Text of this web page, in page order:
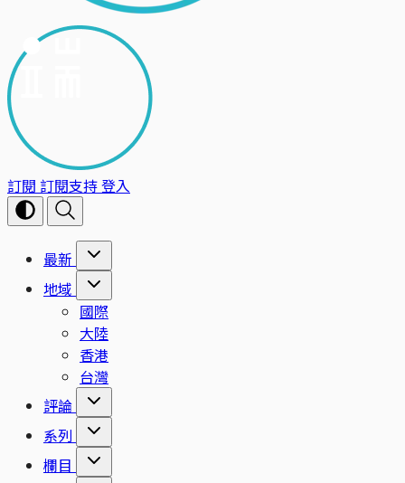
訂閱 訂閱支持登入
最新
地域
國際
大陸
香港
台灣
評論
系列
欄目